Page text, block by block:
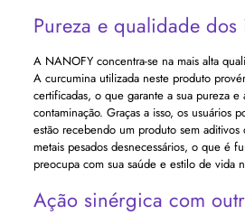
Pureza e qualidade
A NANOFY concentra-se na mais alta
A curcumina utilizada neste produto
certificadas, o que garante a sua pureza e
contaminação. Graças a isso, os usuários
estão recebendo um produto sem aditivos
metais pesados ​​desnecessários, o que é
preocupa com sua saúde e estilo de vida
Ação sinérgica com